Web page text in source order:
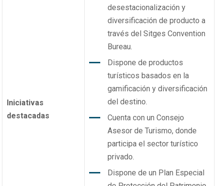
Iniciativas
destacadas
desestacionalización y
diversificación de producto a
través del Sitges Convention
Bureau.
Dispone de productos
turísticos basados en la
gamificación y diversificación
del destino.
Cuenta con un Consejo
Asesor de Turismo, donde
participa el sector turístico
privado.
Dispone de un Plan Especial